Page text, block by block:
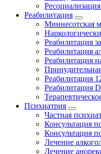
Реабилитация
Миннесотская
Реабилитация
Реабилитация
Реабилитация
Реабилитация
Реабилитация
Психиатрия
Частная
Консультация
Консультация
Лечение
Лечение